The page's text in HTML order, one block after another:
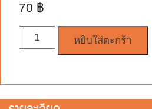
70 ฿
จำนวน
หยิบใส่ตะกร้า